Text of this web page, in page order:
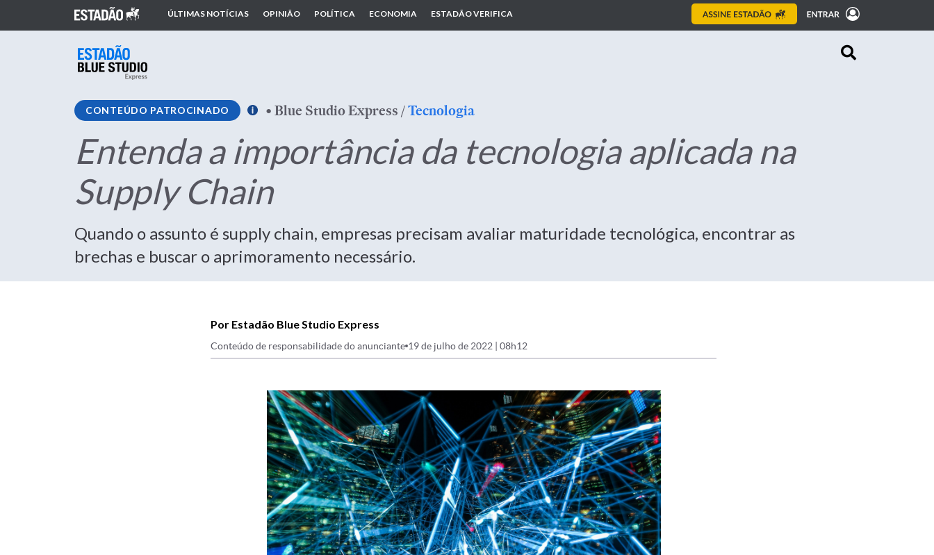
ÚLTIMAS NOTÍCIAS OPINIÃO POLÍTICA ECONOMIA ESTADÃO VERIFICA
CONTEÚDO PATROCINADO •Blue Studio Express/Tecnologia
Entenda a importância da tecnologia aplicada na
Supply Chain
Quando o assunto é supply chain, empresas precisam avaliar maturidade tecnológica, encontrar as
brechas e buscar o aprimoramento necessário.
Por Estadão Blue Studio Express
Conteúdo de responsabilidade do anunciante 19 de julho de 2022 | 08h12